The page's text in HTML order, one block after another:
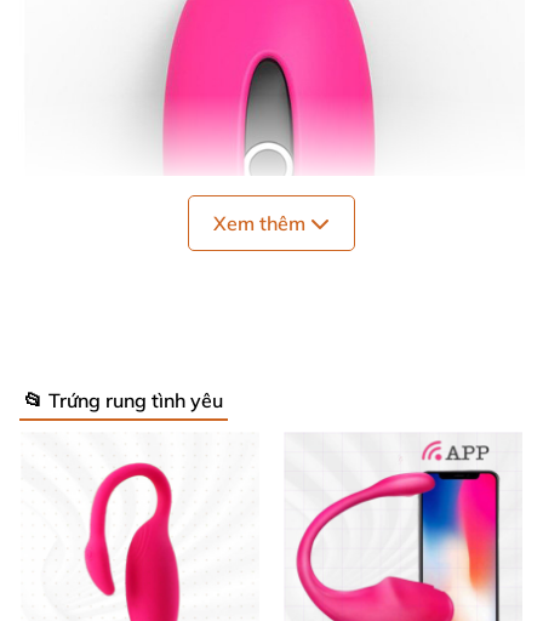
Quần Rung Candy Điều Khiển App Kích Thích Mọi Lúc Mọi Nơi
Thông số kỹ thuật ấn tượng ⚙️
Chiều dài trứng rung: 7,9 cm
Xem thêm
📂 Trứng rung tình yêu